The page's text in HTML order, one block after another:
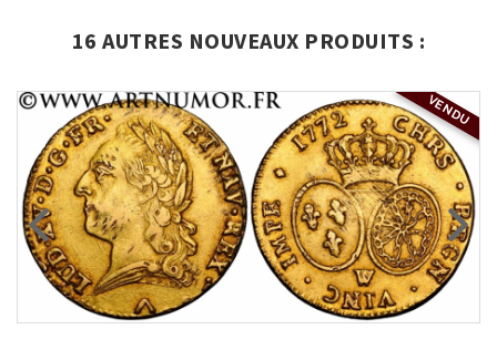
16 AUTRES NOUVEAUX PRODUITS :
VENDU